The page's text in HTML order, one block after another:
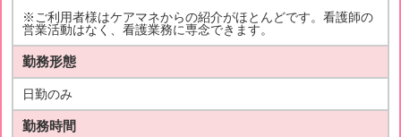
※ご利用者様はケアマネからの紹介がほとんどです。看護師の
営業活動はなく、看護業務に専念できます。
勤務形態
日勤のみ
勤務時間